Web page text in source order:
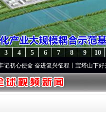
10
9
8
7
6
5
4
3
奋进复兴征程丨宝塔山下好光景..·[视频]